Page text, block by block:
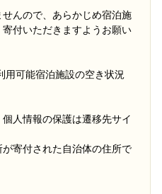
んので、あらかじめ宿泊施
付いただきますようお願い
用可能宿泊施設の空き状況
個人情報の保護は遷移先サイ
寄付された自治体の住所で